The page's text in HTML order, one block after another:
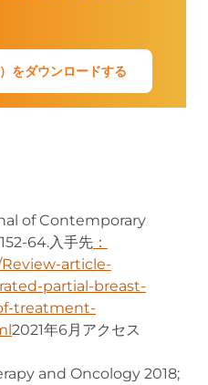
をダウンロードする
of Contemporary
64.入手先 ：
article-
partial-breast-
treatment-
(opens in new tab)
2021年6月アクセス
and Oncology 2018;